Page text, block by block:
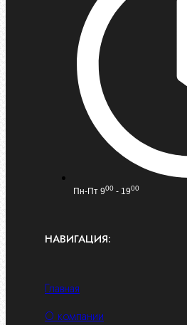
Пн-Пт 900 - 1900
НАВИГАЦИЯ:
Главная
О компании